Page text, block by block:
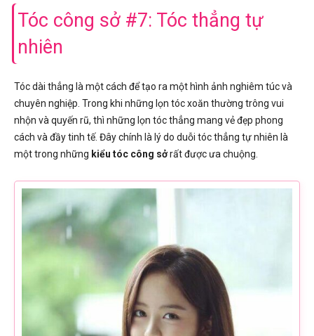
Tóc công sở #7: Tóc thẳng tự
nhiên
Tóc dài thẳng là một cách để tạo ra một hình ảnh nghiêm túc và
chuyên nghiệp. Trong khi những lọn tóc xoăn thường trông vui
nhộn và quyến rũ, thì những lọn tóc thẳng mang vẻ đẹp phong
cách và đầy tinh tế. Đây chính là lý do duỗi tóc thẳng tự nhiên là
một trong những kiểu tóc công sởrất được ưa chuộng.